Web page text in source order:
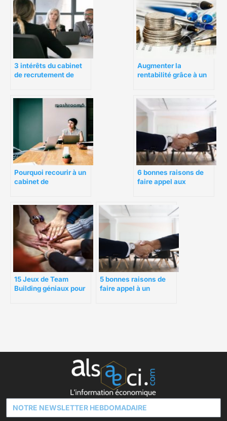
3 intérêts du cabinet
de recrutement de
Augmenter la
rentabilité grâce à un
Pourquoi recourir à un
cabinet de
6 bonnes raisons de
faire appel aux
15 Jeux de Team
Building géniaux pour
5 bonnes raisons de
faire appel à un